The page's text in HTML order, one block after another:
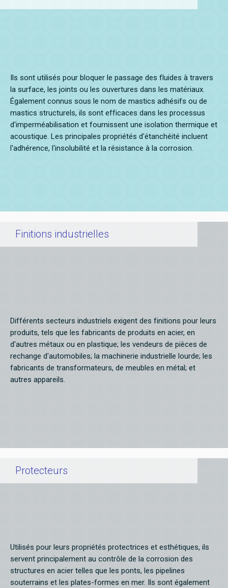
Ils sont utilisés pour bloquer le passage des fluides à travers
la surface, les joints ou les ouvertures dans les matériaux.
Également connus sous le nom de mastics adhésifs ou de
mastics structurels, ils sont efficaces dans les processus
d'imperméabilisation et fournissent une isolation thermique et
acoustique. Les principales propriétés d'étanchéité incluent
l'adhérence, l'insolubilité et la résistance à la corrosion.
Finitions industrielles
Différents secteurs industriels exigent des finitions pour leurs
produits, tels que les fabricants de produits en acier, en
d'autres métaux ou en plastique; les vendeurs de pièces de
rechange d'automobiles; la machinerie industrielle lourde; les
fabricants de transformateurs, de meubles en métal; et
autres appareils.
Protecteurs
Utilisés pour leurs propriétés protectrices et esthétiques, ils
servent principalement au contrôle de la corrosion des
structures en acier telles que les ponts, les pipelines
souterrains et les plates-formes en mer. Ils sont également